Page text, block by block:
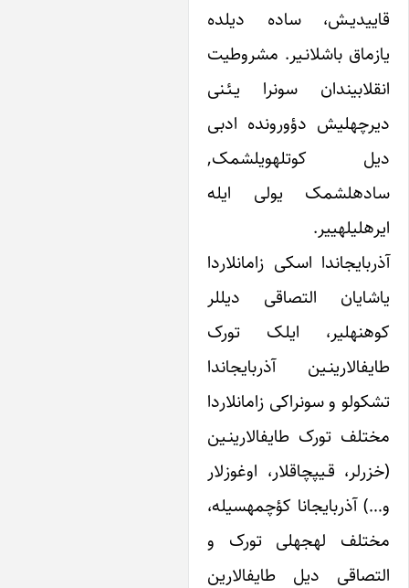
ساده دیلده
باشلانـیر. مشروطیت
سونرا یـئـنی
دیرچه‎لیش دؤورونده ادبی
دیل کوتله‎وی‎لشمک,
ساده‎لشمک یولی‌ ایله
اسکی زامانلاردا
یاشایان التصاقی دیل‎لر
کوهنه‎لیر، ایلک تورک
آذربایجاندا
و سونراکی زامانلاردا
تورک طایفالارینـین
(خزرلر، قـیپچاق‎لار، اوغوزلار
و…) آذربایجانا کؤچمه‎سیله،
مختلف لهجه‎لی تورک و
دیل طایفالارین